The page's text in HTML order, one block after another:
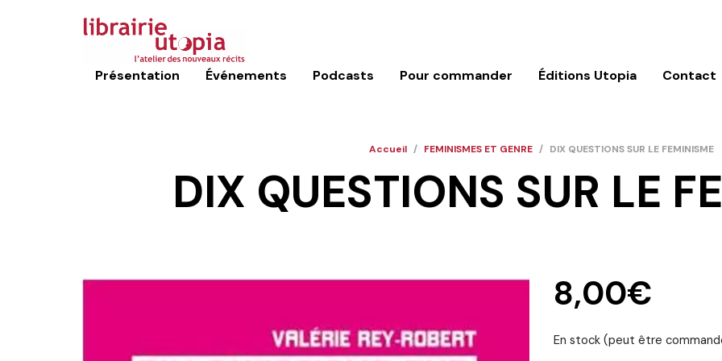
Présentation Événements Podcasts Pour commander Éditions Utopia Contact
Accueil / FEMINISMES ET GENRE / DIX QUESTIONS SUR LE FEMINISME
DIX QUESTIONS SUR LE
8,00€
En stock (peut être